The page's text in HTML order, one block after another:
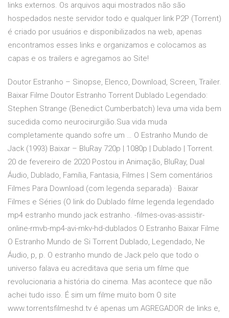
links externos. Os arquivos aqui mostrados não são
hospedados neste servidor todo e qualquer link P2P (Torrent)
é criado por usuários e disponibilizados na web, apenas
encontramos esses links e organizamos e colocamos as
capas e os trailers e agregamos ao Site!
Doutor Estranho – Sinopse, Elenco, Download, Screen, Trailer.
Baixar Filme Doutor Estranho Torrent Dublado Legendado:
Stephen Strange (Benedict Cumberbatch) leva uma vida bem
sucedida como neurocirurgião.Sua vida muda
completamente quando sofre um … O Estranho Mundo de
Jack (1993) Baixar – BluRay 720p | 1080p | Dublado | Torrent.
20 de fevereiro de 2020 Postou in Animação, BluRay, Dual
Áudio, Dublado, Família, Fantasia, Filmes | Sem comentários
Filmes Para Download (com legenda separada) · Baixar
Filmes e Séries (O link do Dublado filme legenda legendado
mp4 estranho mundo jack estranho. -filmes-ovas-assistir-
online-rmvb-mp4-avi-mkv-hd-dublados O Estranho Baixar Filme
O Estranho Mundo de Si Torrent Dublado, Legendado, Ne
Áudio, p, p. O estranho mundo de Jack pelo que todo o
universo falava eu acreditava que seria um filme que
revolucionaria a história do cinema. Mas acontece que não
achei tudo isso. É sim um filme muito bom O site
www.torrentsfilmeshd.tv é apenas um AGREGADOR de links e,